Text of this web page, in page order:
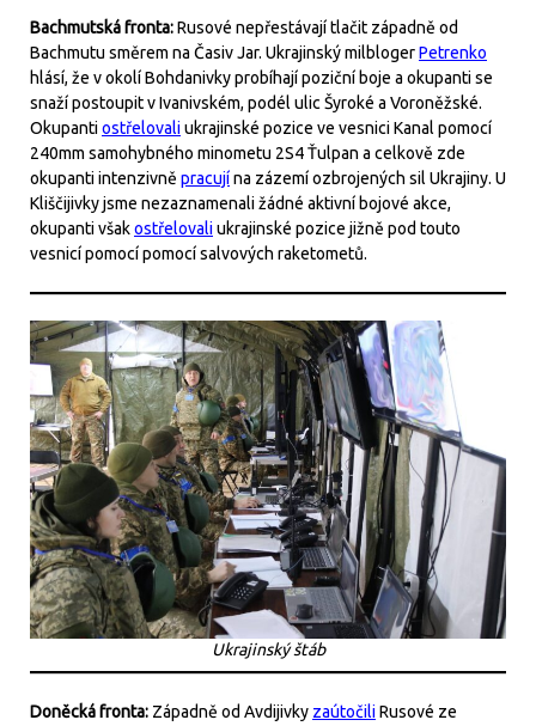
Bachmutská fronta:Rusové nepřestávají tlačit západně od
Bachmutu směrem na Časiv Jar. Ukrajinský milblogerPetrenko
hlásí, že v okolí Bohdanivky probíhají poziční boje a okupanti se
snaží postoupit v Ivanivském, podél ulic Šyroké a Voroněžské.
Okupantiostřelovaliukrajinské pozice ve vesnici Kanal pomocí
240mm samohybného minometu 2S4 Ťulpan a celkově zde
okupanti intenzivně pracujína zázemí ozbrojených sil Ukrajiny. U
Kliščijivky jsme nezaznamenali žádné aktivní bojové akce,
okupanti všakostřelovaliukrajinské pozice jižně pod touto
vesnicí pomocí pomocí salvových raketometů.
Ukrajinský štáb
Doněcká fronta: Západně od Avdijivky zaútočiliRusové ze